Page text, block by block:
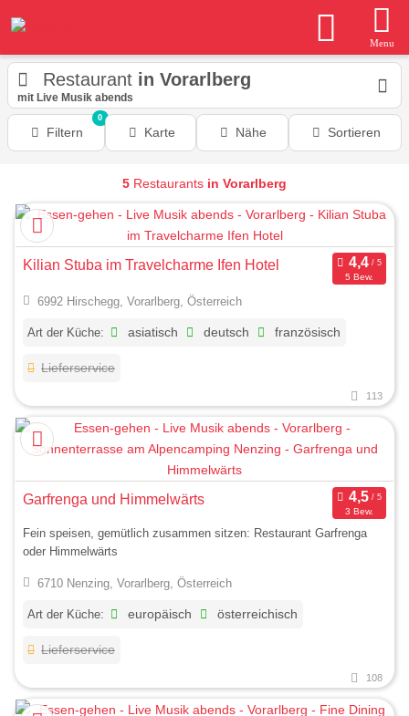
Menu
Restaurant in Vorarlberg
mit Live Musik abends
Filtern
0
Karte Nähe Sortieren
5 Restaurants in Vorarlberg
Kilian Stuba im Travelcharme Ifen Hotel
5 Bew.
6992 Hirschegg, Vorarlberg, Österreich
Art der Küche: asiatisch deutsch französisch
Lieferservice
113
Garfrenga und Himmelwärts
3 Bew.
Fein speisen, gemütlich zusammen sitzen: Restaurant Garfrenga
oder Himmelwärts
6710 Nenzing, Vorarlberg, Österreich
Art der Küche: europäisch österreichisch
Lieferservice
108